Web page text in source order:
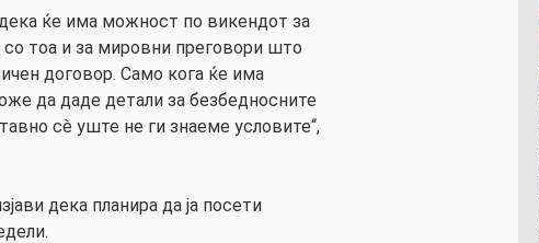
ќе има можност по викендот за
со тоа и за мировни преговори што
договор. Само кога ќе има
да даде детали за безбедносните
сè уште не ги знаеме условите“,
дека планира да ја посети